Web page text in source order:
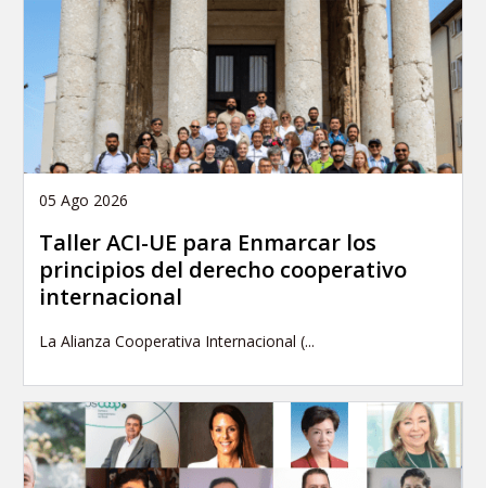
05 Ago 2026
Taller ACI-UE para Enmarcar los
principios del derecho cooperativo
internacional
La Alianza Cooperativa Internacional (...